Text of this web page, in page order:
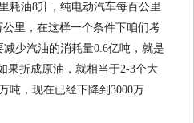
耗油8升，纯电动汽车每百公里
里，在这样一个条件下咱们考
少汽油的消耗量0.6亿吨，就是
果折成原油，就相当于2-3个大
吨，现在已经下降到3000万